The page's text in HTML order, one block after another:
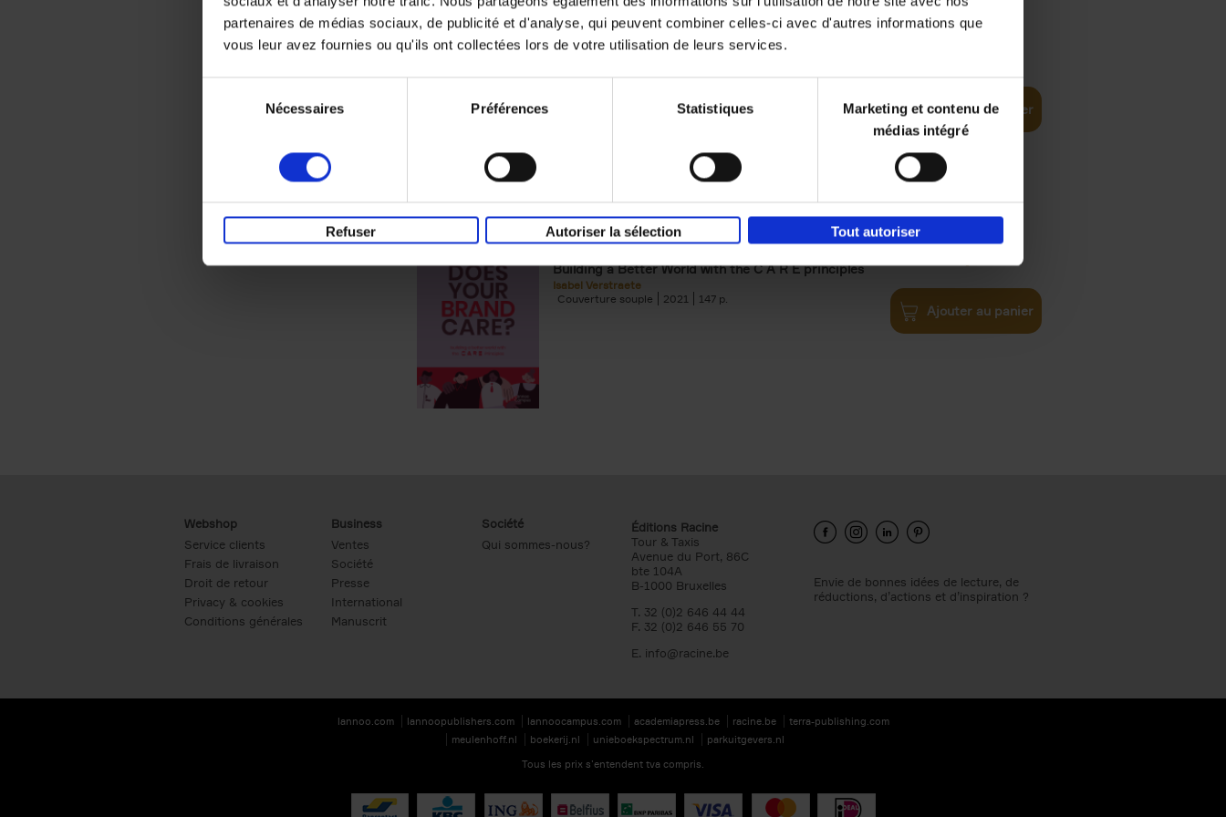
partenaires de médias sociaux, de publicité et d'analyse, qui peuvent combiner celles-ci avec d'autres informations que
vous leur avez fournies ou qu'ils ont collectées lors de votre utilisation de leurs services.
Nécessaires Préférences Statistiques
Marketing et contenu de
médias intégré
Refuser Autoriser la sélection Tout autoriser
Digital marketing like a PRO -
completely revised edition
Ajouter au panier
Does Your Brand Care?
Building a Better World with the C A R E principles
Isabel Verstraete
Couverture souple
2021 147
€34,99
Ajouter au panier
Webshop
Service clients
Frais de livraison
Droit de retour
Privacy & cookies
Conditions générales
Business
Ventes
Société
Presse
International
Manuscrit
Société
Qui sommes-nous?
Éditions Racine
Tour & Taxis
Avenue du Port, 86C
bte 104A
B-1000 Bruxelles
T. 32 (0)2 646 44 44
F. 32 (0)2 646 55 70
E. info@racine.be
Envie de bonnes idées de lecture, de
réductions, d’actions et d’inspiration ?
lannoo.com lannoopublishers.com lannoocampus.com academiapress.be racine.be
terra-publishing.com
meulenhoff.nl
boekerij.nl unieboekspectrum.nl
parkuitgevers.nl
Tous les prix s’entendent tva compris.